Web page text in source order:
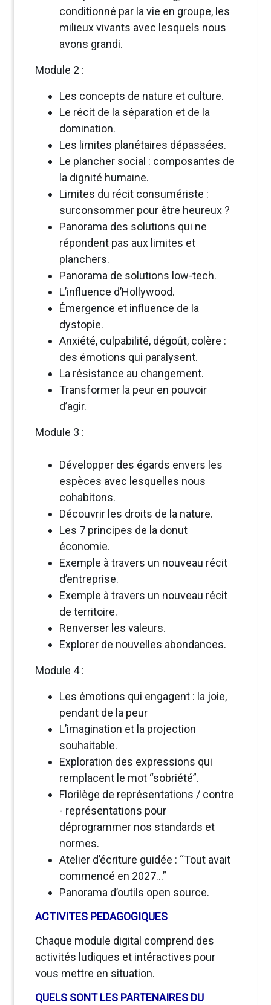
conditionné par la vie en groupe, les
milieux vivants avec lesquels nous
avons grandi.
Module 2 :
Les concepts de nature et culture.
Le récit de la séparation et de la
domination.
Les limites planétaires dépassées.
Le plancher social : composantes de
la dignité humaine.
Limites du récit consumériste :
surconsommer pour être heureux ?
Panorama des solutions qui ne
répondent pas aux limites et
planchers.
Panorama de solutions low-tech.
L’influence d’Hollywood.
Émergence et influence de la
dystopie.
Anxiété, culpabilité, dégoût, colère :
des émotions qui paralysent.
La résistance au changement.
Transformer la peur en pouvoir
d’agir.
Module 3 :
Développer des égards envers les
espèces avec lesquelles nous
cohabitons.
Découvrir les droits de la nature.
Les 7 principes de la donut
économie.
Exemple à travers un nouveau récit
d’entreprise.
Exemple à travers un nouveau récit
de territoire.
Renverser les valeurs.
Explorer de nouvelles abondances.
Module 4 :
Les émotions qui engagent : la joie,
pendant de la peur
L’imagination et la projection
souhaitable.
Exploration des expressions qui
remplacent le mot “sobriété”.
Florilège de représentations / contre
- représentations pour
déprogrammer nos standards et
normes.
Atelier d’écriture guidée : “Tout avait
commencé en 2027…”
Panorama d’outils open source.
ACTIVITES PEDAGOGIQUES
Chaque module digital comprend des
activités ludiques et intéractives pour
vous mettre en situation.
QUELS SONT LES PARTENAIRES DU